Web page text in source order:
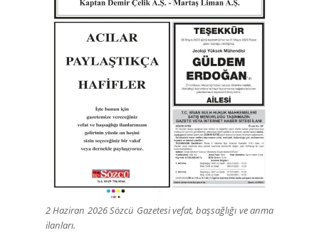
2 Haziran 2026 Sözcü Gazetesi vefat, başsağlığı ve anma
ilanları.